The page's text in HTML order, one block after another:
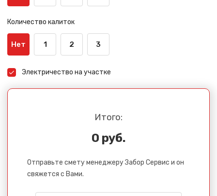
Количество калиток
Нет 1 2 3
Электричество на участке
Итого:
0 руб.
Отправьте смету менеджеру Забор Сервис и он
свяжется с Вами.